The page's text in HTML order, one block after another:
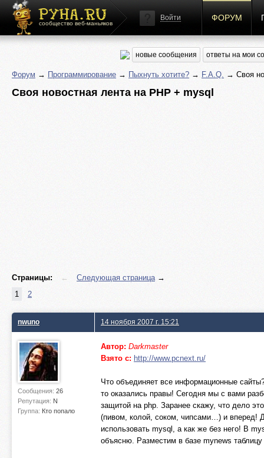
сообщество веб-маньяков
Войти ФОРУМ
новые сообщения ответы на мои
Форум → Программирование → Пыхнуть хотите? → F.A.Q. → Cвоя
Cвоя новостная лента на PHP + mysql
Страницы: ← Следующая страница→
1
2
nwuno
Сообщения: 26
Репутация: N
Группа: Кто попало
14 ноября 2007 г. 15:21
Автор: Darkmaster
Взято с: http://www.pcnext.ru/
Что объединяет все информационные
то оказались правы! Сегодня мы с вами
защитой на php. Заранее скажу, что дело
(пивом, колой, соком, чипсами…) и вперед!
использовать mysql, а как же без него! В
объясню. Разместим в базе mynews